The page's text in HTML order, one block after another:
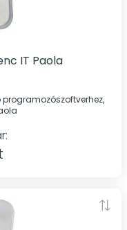
IT Paola